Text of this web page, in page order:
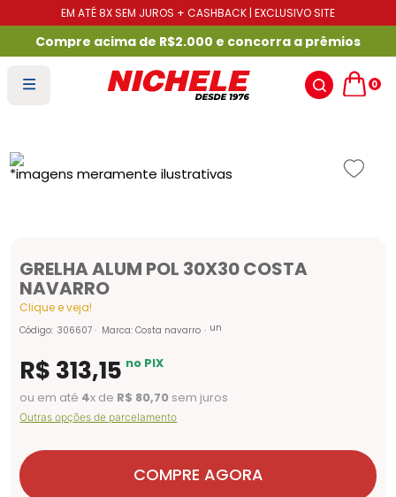
EM ATÉ 8X SEM JUROS + CASHBACK | EXCLUSIVO SITE
Compre acima de R$2.000 e concorra a prêmios
0
GRELHA ALUM POL 30X30 COSTA
NAVARRO
Clique e veja!
Código: 306607 Marca:Costa navarro un
R$ 313,15 no PIX
ou em até 4x de R$ 80,70 sem juros
Outras opções de parcelamento
COMPRE AGORA